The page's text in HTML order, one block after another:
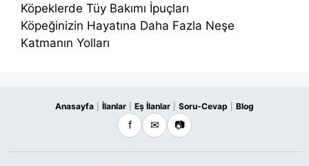
Köpeklerde Tüy Bakımı İpuçları
Köpeğinizin Hayatına Daha Fazla Neşe
Katmanın Yolları
Anasayfa İlanlar Eş İlanlar Soru-Cevap Blog
f ✉ 📷